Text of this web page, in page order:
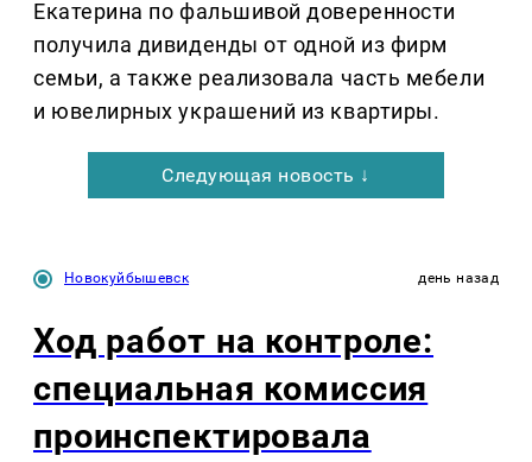
Екатерина по фальшивой доверенности
получила дивиденды от одной из фирм
семьи, а также реализовала часть мебели
и ювелирных украшений из квартиры.
Следующая новость ↓
Новокуйбышевск день назад
Ход работ на контроле:
специальная комиссия
проинспектировала